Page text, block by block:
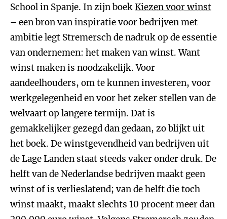
School in Spanje. In zijn boekKiezen voor winst
– een bron van inspiratie voor bedrijven met
ambitie legt Stremersch de nadruk op de essentie
van ondernemen: het maken van winst. Want
winst maken is noodzakelijk. Voor
aandeelhouders, om te kunnen investeren, voor
werkgelegenheid en voor het zeker stellen van de
welvaart op langere termijn. Dat is
gemakkelijker gezegd dan gedaan, zo blijkt uit
het boek. De winstgevendheid van bedrijven uit
de Lage Landen staat steeds vaker onder druk. De
helft van de Nederlandse bedrijven maakt geen
winst of is verlieslatend; van de helft die toch
winst maakt, maakt slechts 10 procent meer dan